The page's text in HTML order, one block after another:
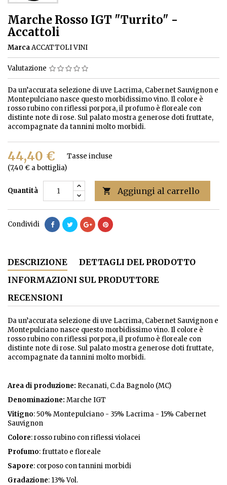
Marche Rosso IGT "Turrito" -
Accattoli
MarcaACCATTOLI VINI
Valutazione
Da un’accurata selezione di uve Lacrima, Cabernet Sauvignon e
Montepulciano nasce questo morbidissimo vino. Il colore è
rosso rubino con riflessi porpora, il profumo è floreale con
distinte note di rose. Sul palato mostra generose doti fruttate,
accompagnate da tannini molto morbidi.
44,40 €
(7,40 € a bottiglia)
Tasse incluse
Quantità  Aggiungi al carrello
Condividi
DESCRIZIONE
DETTAGLI DEL PRODOTTO
INFORMAZIONI SUL PRODUTTORE
RECENSIONI
Da un’accurata selezione di uve Lacrima, Cabernet Sauvignon e
Montepulciano nasce questo morbidissimo vino. Il colore è
rosso rubino con riflessi porpora, il profumo è floreale con
distinte note di rose. Sul palato mostra generose doti fruttate,
accompagnate da tannini molto morbidi.
Area di produzione: Recanati, C.da Bagnolo (MC)
Denominazione: Marche IGT
Vitigno: 50% Montepulciano - 35% Lacrima - 15% Cabernet
Sauvignon
Colore: rosso rubino con riflessi violacei
Profumo: fruttato e floreale
Sapore: corposo con tannini morbidi
Gradazione: 13% Vol.